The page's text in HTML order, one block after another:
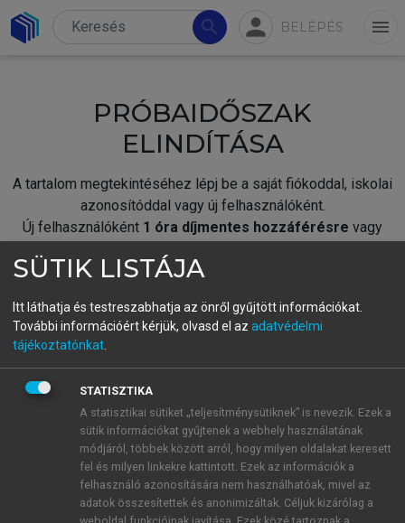
search person BELÉPÉS menu
PRÓBAIDŐSZAK
ELINDÍTÁSA
A tartalom megtekintéséhez lépj be a saját fiókoddal, iskolai
azonosítóddal vagy új felhasználóként.
Új felhasználóként 1 óra díjmentes hozzáférésre vagy
fiókoddal,vagy hozz létre új fiókot.
A regisztráció után apróbaidőszakautomatikusan
BELÉPÉS SAJÁT FIÓKKAL
ÚJ FIÓK LÉTREHOZÁSA
1 óra díjmentes hozzáférés
SÜTIK LISTÁJA
Itt láthatja és testreszabhatja az önről gyűjtött információkat.
További információért kérjük, olvasd el az adatvédelmi
tájékoztatónkat
STATISZTIKA
A statisztikai sütiket „teljesítménysütiknek” is nevezik. Ezek a
sütik információkat gyűjtenek a webhely használatának
módjáról, többek között arról, hogy milyen oldalakat keresett
fel és milyen linkekre kattintott. Ezek az információk a
felhasználó azonosítására nem használhatóak, mivel az
adatok összesítettek és anonimizáltak. Céljuk kizárólag a